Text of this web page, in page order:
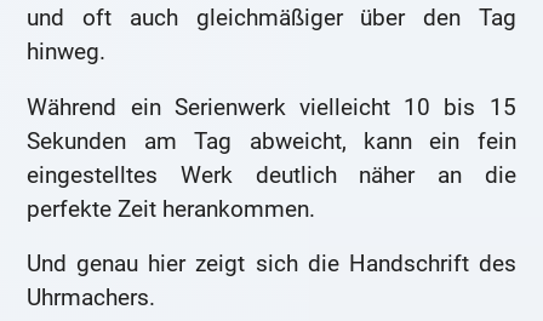
und oft auch gleichmäßiger über den Tag
hinweg.
Während ein Serienwerk vielleicht 10 bis 15
Sekunden am Tag abweicht, kann ein fein
eingestelltes Werk deutlich näher an die
perfekte Zeit herankommen.
Und genau hier zeigt sich die Handschrift des
Uhrmachers.